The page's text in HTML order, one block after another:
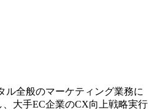
ル全般のマーケティング業務に
大手EC企業のCX向上戦略実行